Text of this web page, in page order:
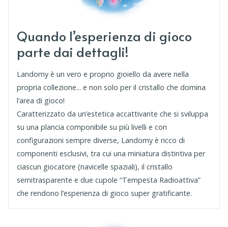
Quando l’esperienza di gioco
parte dai dettagli!
Landomy è un vero e proprio gioiello da avere nella
propria collezione... e non solo per il cristallo che domina
l’area di gioco!
Caratterizzato da un’estetica accattivante che si sviluppa
su una plancia componibile su più livelli e con
configurazioni sempre diverse, Landomy è ricco di
componenti esclusivi, tra cui una miniatura distintiva per
ciascun giocatore (navicelle spaziali), il cristallo
semitrasparente e due cupole “Tempesta Radioattiva”
che rendono l’esperienza di gioco super gratificante.